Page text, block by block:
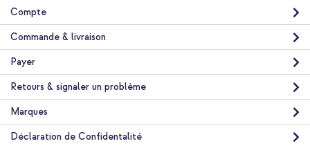
Livraison gratuite 31,68 €
Livraison
gratuite
Compte
Commande & livraison
Payer
Retours & signaler un problème
Marques
Déclaration de Confidentalité